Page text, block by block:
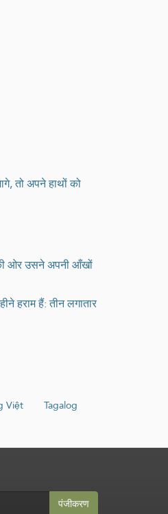
तो अपने हाथों को
ओर उसने अपनी आँखों
हराम हैं: तीन लगातार
Việt
Tagalog
पंजीकरण